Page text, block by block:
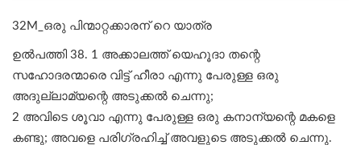
32M_ഒരു പിന്മാറ്റക്കാരന് റെ യാത്ര
ഉല്‍പത്തി 38. 1 അക്കാലത്ത് യെഹൂദാ തന്റെ
സഹോദരന്മാരെ വിട്ട് ഹീരാ എന്നു പേരുള്ള ഒരു
അദുല്ലാമ്യന്റെ അടുക്കൽ ചെന്നു;
2 അവിടെ ശൂവാ എന്നു പേരുള്ള ഒരു കനാന്യന്റെ മകളെ
കണ്ടു; അവളെ പരിഗ്രഹിച്ച് അവളുടെ അടുക്കൽ ചെന്നു.